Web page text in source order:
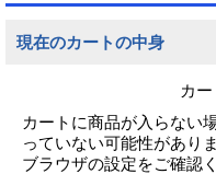
現在のカートの中身
カー
カートに商品が入らない
っていない可能性がありま
ブラウザの設定をご確認